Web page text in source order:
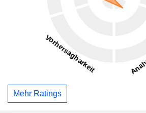
Mehr Ratings